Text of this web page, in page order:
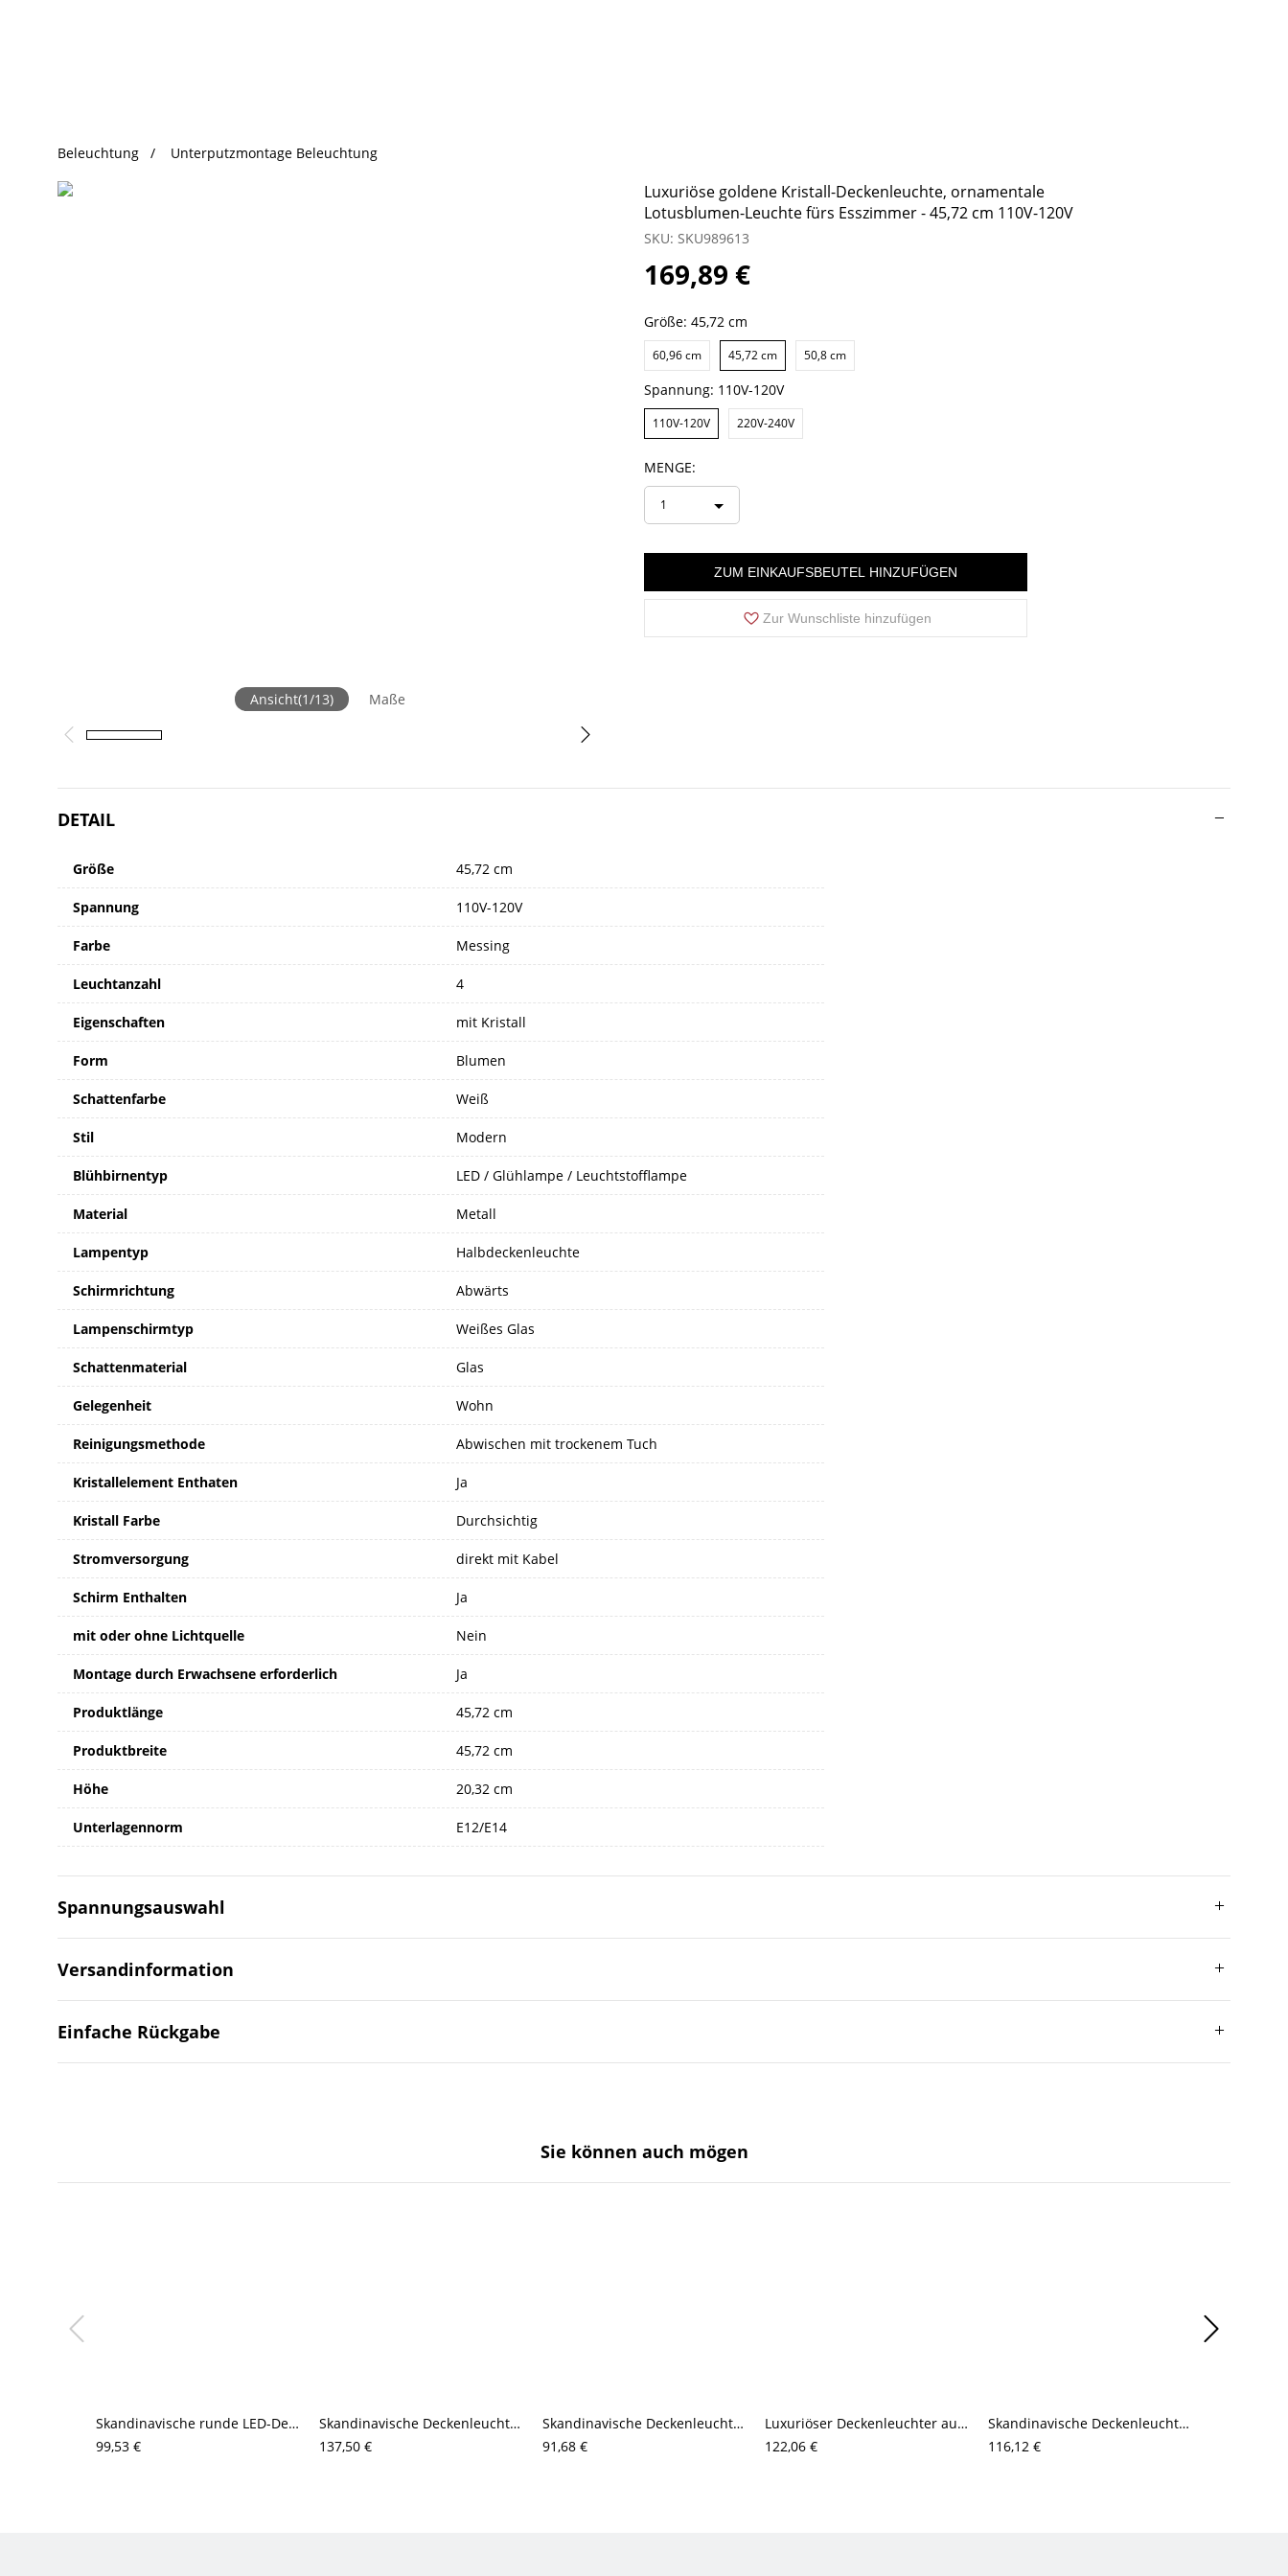
Beleuchtung Unterputzmontage Beleuchtung
Ansicht(1/13) Maße
Luxuriöse goldene Kristall-Deckenleuchte, ornamentale
Lotusblumen-Leuchte fürs Esszimmer - 45,72 cm 110V-120V
SKU: SKU989613
169,89 €
Größe: 45,72 cm
60,96 cm 45,72 cm 50,8 cm
Spannung: 110V-120V
110V-120V 220V-240V
MENGE:
1
ZUM EINKAUFSBEUTEL HINZUFÜGEN
Zur Wunschliste hinzufügen
DETAIL
Größe 45,72 cm
Spannung 110V-120V
Farbe Messing
Leuchtanzahl 4
Eigenschaften mit Kristall
Form Blumen
Schattenfarbe Weiß
Stil Modern
Blühbirnentyp LED / Glühlampe / Leuchtstofflampe
Material Metall
Lampentyp Halbdeckenleuchte
Schirmrichtung Abwärts
Lampenschirmtyp Weißes Glas
Schattenmaterial Glas
Gelegenheit Wohn
Reinigungsmethode Abwischen mit trockenem Tuch
Kristallelement Enthaten Ja
Kristall Farbe Durchsichtig
Stromversorgung direkt mit Kabel
Schirm Enthalten Ja
mit oder ohne Lichtquelle Nein
Montage durch Erwachsene erforderlich Ja
Produktlänge 45,72 cm
Produktbreite 45,72 cm
Höhe 20,32 cm
Unterlagennorm E12/E14
Spannungsauswahl
Versandinformation
Einfache Rückgabe
Sie können auch mögen
Skandinavische runde LED-Deckenleuchte zur Direktmontage, lebendige glänzende Metallleuchte
99,53 €
Skandinavische Deckenleuchte in Holz, halbbündig, mit satinierten Glasschirmen
137,50 €
Skandinavische Deckenleuchte in halbbündiger Montage mit gerippten Kürbis-Schirmen und goldenen Akzenten
91,68 €
Luxuriöser Deckenleuchter aus Kristallglas, strahlende Mehrflammige Deckenleuchte
122,06 €
Skandinavische Deckenleuchte in halbbündiger Montage mit Naturholz-Akzenten und satinierten Glasschirmen
116,12 €